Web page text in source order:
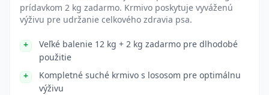
prídavkom 2 kg zadarmo. Krmivo poskytuje vyváženú
výživu pre udržanie celkového zdravia psa.
Veľké balenie 12 kg + 2 kg zadarmo pre dlhodobé
použitie
Kompletné suché krmivo s lososom pre optimálnu
výživu